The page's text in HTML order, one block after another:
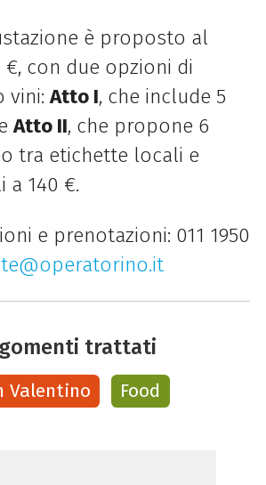
è proposto al
€, con due opzioni di
vini:Atto I, che include 5
Atto II, che propone 6
tra etichette locali e
a 140 €.
e prenotazioni: 011 1950
trattati
Valentino Food